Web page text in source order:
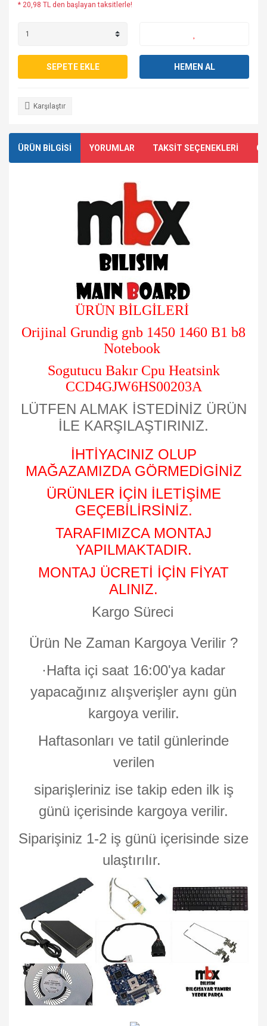
* 20,98 TL den başlayan taksitlerle!
SEPETE EKLE HEMEN AL
Karşılaştır
ÜRÜN BİLGİSİ YORUMLAR TAKSİT SEÇENEKLERİ
ÜRÜN BİLGİLERİ
Orijinal Grundig gnb 1450 1460 B1 b8
Notebook
Sogutucu Bakır Cpu Heatsink
CCD4GJW6HS00203A
LÜTFEN ALMAK İSTEDİNİZ ÜRÜN
İLE KARŞILAŞTIRINIZ.
İHTİYACINIZ OLUP
MAĞAZAMIZDA GÖRMEDİGİNİZ
ÜRÜNLER İÇİN İLETİŞİME
GEÇEBİLİRSİNİZ.
TARAFIMIZCA MONTAJ
YAPILMAKTADIR.
MONTAJ ÜCRETİ İÇİN FİYAT
ALINIZ.
Kargo Süreci
Ürün Ne Zaman Kargoya Verilir ?
·Hafta içi saat 16:00'ya kadar
yapacağınız alışverişler aynı gün
kargoya verilir.
Haftasonları ve tatil günlerinde
verilen
siparişleriniz ise takip eden ilk iş
günü içerisinde kargoya verilir.
Siparişiniz 1-2 iş günü içerisinde size
ulaştırılır.